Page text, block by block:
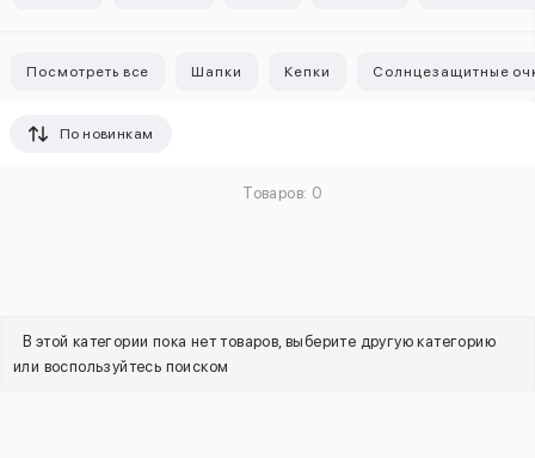
Посмотреть все Шапки Кепки Солнцезащитные
По новинкам
Товаров: 0
В этой категории пока нет товаров, выберите другую категорию
или воспользуйтесь поиском